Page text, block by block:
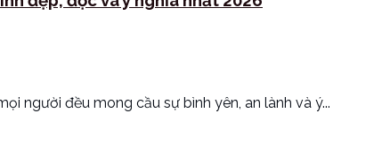
người đều mong cầu sự bình yên, an lành và ý...